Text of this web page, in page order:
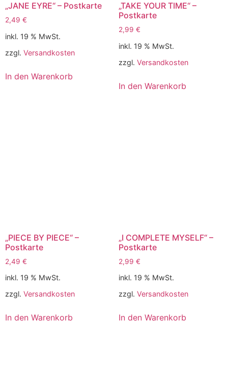
„JANE EYRE“ – Postkarte
2,49 €
inkl. 19 % MwSt.
zzgl. Versandkosten
In den Warenkorb
„TAKE YOUR TIME“ –
Postkarte
2,99 €
inkl. 19 % MwSt.
zzgl. Versandkosten
In den Warenkorb
„PIECE BY PIECE“ –
Postkarte
2,49 €
inkl. 19 % MwSt.
zzgl. Versandkosten
In den Warenkorb
„I COMPLETE MYSELF“ –
Postkarte
2,99 €
inkl. 19 % MwSt.
zzgl. Versandkosten
In den Warenkorb